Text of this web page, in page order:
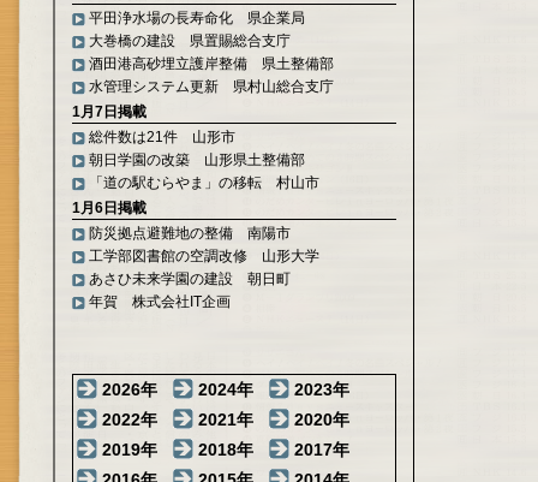
平田浄水場の長寿命化 県企業局
大巻橋の建設 県置賜総合支庁
酒田港高砂埋立護岸整備 県土整備部
水管理システム更新 県村山総合支庁
1月7日掲載
総件数は21件 山形市
朝日学園の改築 山形県土整備部
「道の駅むらやま」の移転 村山市
1月6日掲載
防災拠点避難地の整備 南陽市
工学部図書館の空調改修 山形大学
あさひ未来学園の建設 朝日町
年賀 株式会社IT企画
2026年 2024年
2023年
2022年
2021年
2020年
2019年
2018年
2017年